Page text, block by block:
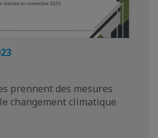
prennent des mesures
changement climatique